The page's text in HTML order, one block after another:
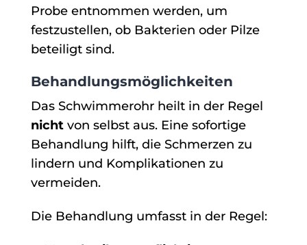
Probe entnommen werden, um
festzustellen, ob Bakterien oder Pilze
beteiligt sind.
Behandlungsmöglichkeiten
Das Schwimmerohr heilt in der Regel
nicht von selbst aus. Eine sofortige
Behandlung hilft, die Schmerzen zu
lindern und Komplikationen zu
vermeiden.
Die Behandlung umfasst in der Regel: